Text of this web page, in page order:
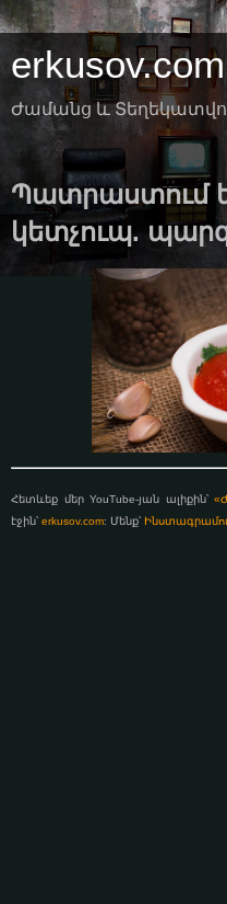
erkusov.com
Ժամանց և
Պատրաստում
կետչուպ.
Հետևեք մեր YouTube-յան ալիքին՝
էջին՝ erkusov.com: Մենք՝